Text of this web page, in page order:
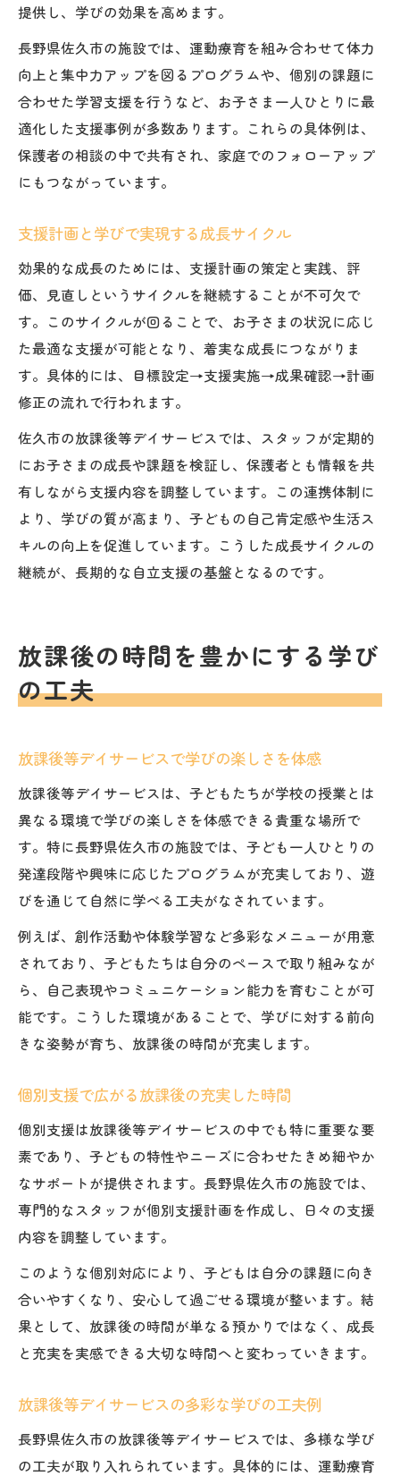
提供し、学びの効果を高めます。
長野県佐久市の施設では、運動療育を組み合わせて体力
向上と集中力アップを図るプログラムや、個別の課題に
合わせた学習支援を行うなど、お子さま一人ひとりに最
適化した支援事例が多数あります。これらの具体例は、
保護者の相談の中で共有され、家庭でのフォローアップ
にもつながっています。
支援計画と学びで実現する成長サイクル
効果的な成長のためには、支援計画の策定と実践、評
価、見直しというサイクルを継続することが不可欠で
す。このサイクルが回ることで、お子さまの状況に応じ
た最適な支援が可能となり、着実な成長につながりま
す。具体的には、目標設定→支援実施→成果確認→計画
修正の流れで行われます。
佐久市の放課後等デイサービスでは、スタッフが定期的
にお子さまの成長や課題を検証し、保護者とも情報を共
有しながら支援内容を調整しています。この連携体制に
より、学びの質が高まり、子どもの自己肯定感や生活ス
キルの向上を促進しています。こうした成長サイクルの
継続が、長期的な自立支援の基盤となるのです。
放課後の時間を豊かにする学び
の工夫
放課後等デイサービスで学びの楽しさを体感
放課後等デイサービスは、子どもたちが学校の授業とは
異なる環境で学びの楽しさを体感できる貴重な場所で
す。特に長野県佐久市の施設では、子ども一人ひとりの
発達段階や興味に応じたプログラムが充実しており、遊
びを通じて自然に学べる工夫がなされています。
例えば、創作活動や体験学習など多彩なメニューが用意
されており、子どもたちは自分のペースで取り組みなが
ら、自己表現やコミュニケーション能力を育むことが可
能です。こうした環境があることで、学びに対する前向
きな姿勢が育ち、放課後の時間が充実します。
個別支援で広がる放課後の充実した時間
個別支援は放課後等デイサービスの中でも特に重要な要
素であり、子どもの特性やニーズに合わせたきめ細やか
なサポートが提供されます。長野県佐久市の施設では、
専門的なスタッフが個別支援計画を作成し、日々の支援
内容を調整しています。
このような個別対応により、子どもは自分の課題に向き
合いやすくなり、安心して過ごせる環境が整います。結
果として、放課後の時間が単なる預かりではなく、成長
と充実を実感できる大切な時間へと変わっていきます。
放課後等デイサービスの多彩な学びの工夫例
長野県佐久市の放課後等デイサービスでは、多様な学び
の工夫が取り入れられています。具体的には、運動療育